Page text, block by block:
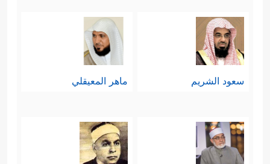
سعود الشريم ماهر المعيقلي